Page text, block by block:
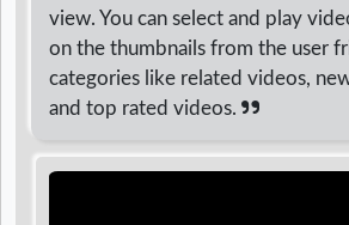
view. You can select and play
on the thumbnails from the user
categories like related videos,
and top rated videos.